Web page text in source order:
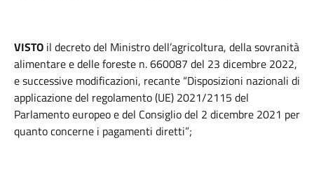
VISTO il decreto del Ministro dell’agricoltura, della sovranità
alimentare e delle foreste n. 660087 del 23 dicembre 2022,
e successive modificazioni, recante “Disposizioni nazionali di
applicazione del regolamento (UE) 2021/2115 del
Parlamento europeo e del Consiglio del 2 dicembre 2021 per
quanto concerne i pagamenti diretti”;